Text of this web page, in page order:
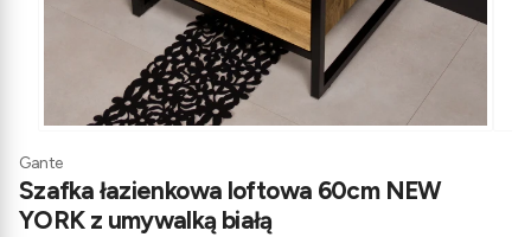
Gante
Szafka łazienkowa loftowa 60cm NEW
YORK z umywalką białą